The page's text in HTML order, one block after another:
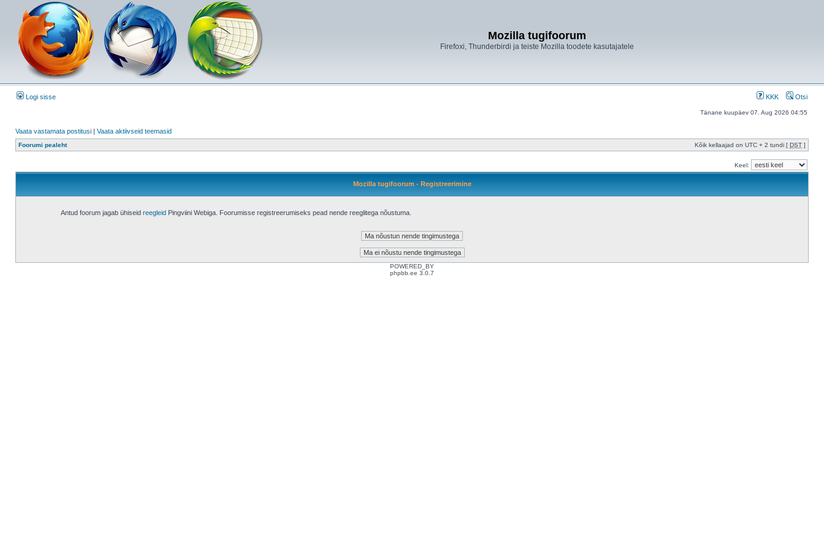
Mozilla tugifoorum
Firefoxi, Thunderbirdi ja teiste Mozilla toodete kasutajatele
Logi sisse KKK Otsi
Tänane kuupäev 07. Aug 2026 04:55
Vaata vastamata postitusi | Vaata aktiivseid teemasid
Foorumi pealeht Kõik kellaajad on UTC + 2 tundi [ DST ]
Keel:
Mozilla tugifoorum - Registreerimine
Antud foorum jagab ühiseid reegleidPingviini Webiga. Foorumisse registreerumiseks pead nende reeglitega nõustuma.
POWERED_BY
phpbb.ee 3.0.7